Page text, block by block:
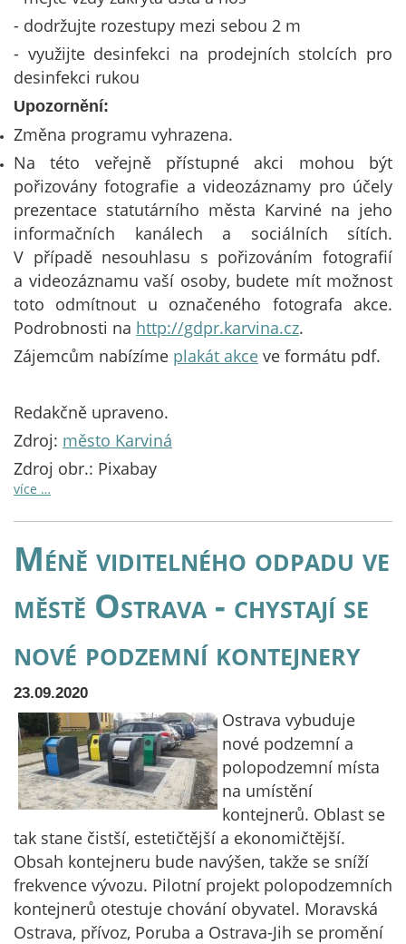
- dodržujte rozestupy mezi sebou 2 m
- využijte desinfekci na prodejních stolcích pro
desinfekci rukou
Upozornění:
Změna programu vyhrazena.
Na této veřejně přístupné akci mohou být
pořizovány fotografie a videozáznamy pro účely
prezentace statutárního města Karviné na jeho
informačních kanálech a sociálních sítích.
V případě nesouhlasu s pořizováním fotografií
a videozáznamu vaší osoby, budete mít možnost
toto odmítnout u označeného fotografa akce.
Podrobnosti na http://gdpr.karvina.cz.
Zájemcům nabízíme plakát akce ve formátu pdf.
Redakčně upraveno.
Zdroj: město Karviná
Zdroj obr.: Pixabay
více …
Méně viditelného odpadu ve
městě Ostrava - chystají se
nové podzemní kontejnery
23.09.2020
Ostrava vybuduje
nové podzemní a
polopodzemní místa
na umístění
kontejnerů. Oblast se
tak stane čistší, estetičtější a ekonomičtější.
Obsah kontejneru bude navýšen, takže se sníží
frekvence vývozu. Pilotní projekt polopodzemních
kontejnerů otestuje chování obyvatel. Moravská
Ostrava, přívoz, Poruba a Ostrava-Jih se promění